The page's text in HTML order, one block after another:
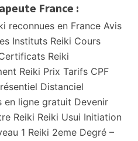
France :
reconnues en France Avis
Instituts Reiki Cours
Reiki
Reiki Prix Tarifs CPF
Distanciel
en ligne gratuit Devenir
Reiki Reiki Usui Initiation
1 Reiki 2eme Degré –